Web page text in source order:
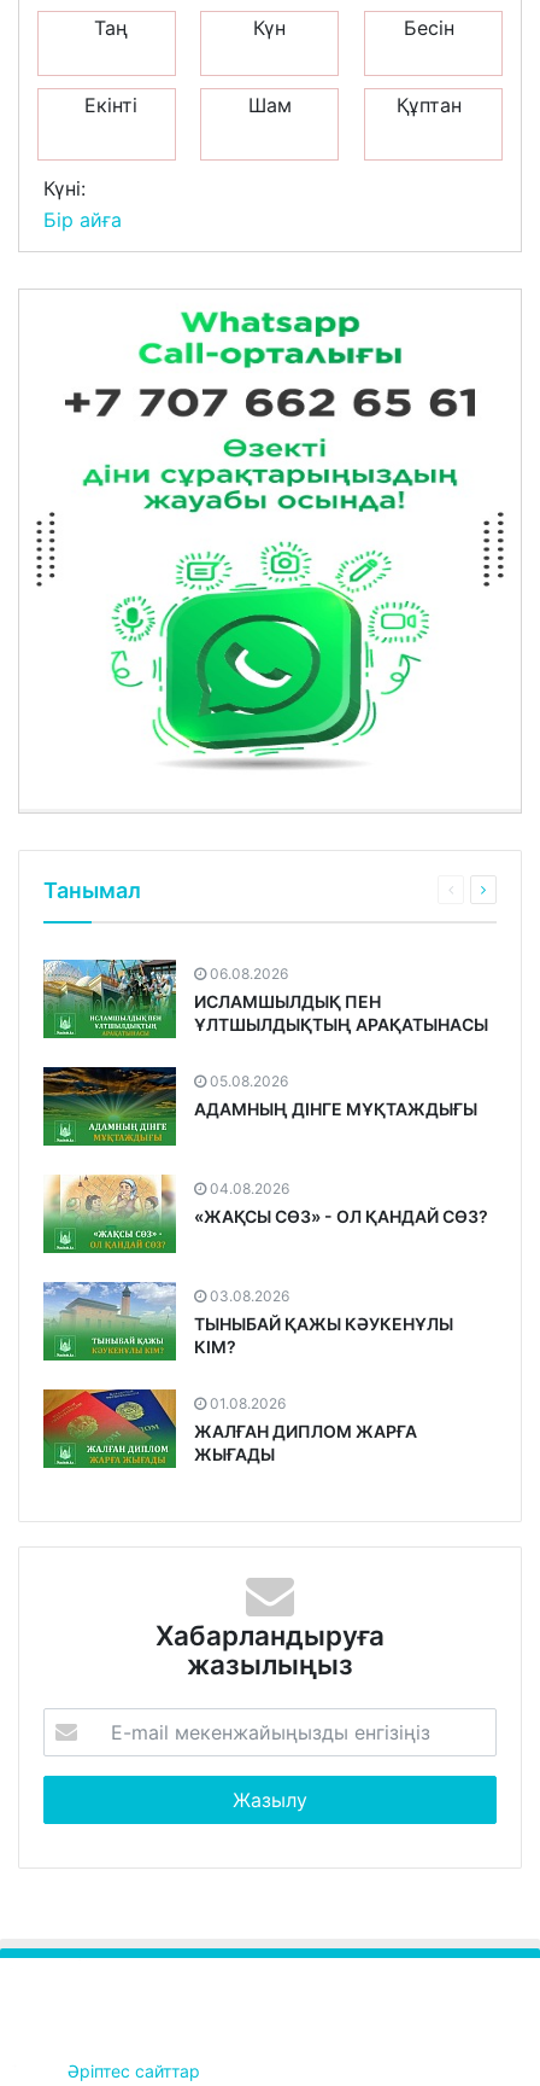
Таң Күн Бесін
Екінті Шам Құптан
Күні:
Бір айға
Танымал
06.08.2026
ИСЛАМШЫЛДЫҚ ПЕН
ҰЛТШЫЛДЫҚТЫҢ АРАҚАТЫНАСЫ
05.08.2026
АДАМНЫҢ ДІНГЕ МҰҚТАЖДЫҒЫ
04.08.2026
«ЖАҚСЫ СӨЗ» - ОЛ ҚАНДАЙ СӨЗ?
03.08.2026
ТЫНЫБАЙ ҚАЖЫ КӘУКЕНҰЛЫ
КІМ?
01.08.2026
ЖАЛҒАН ДИПЛОМ ЖАРҒА
ЖЫҒАДЫ
Хабарландыруға
жазылыңыз
Әріптес сайттар